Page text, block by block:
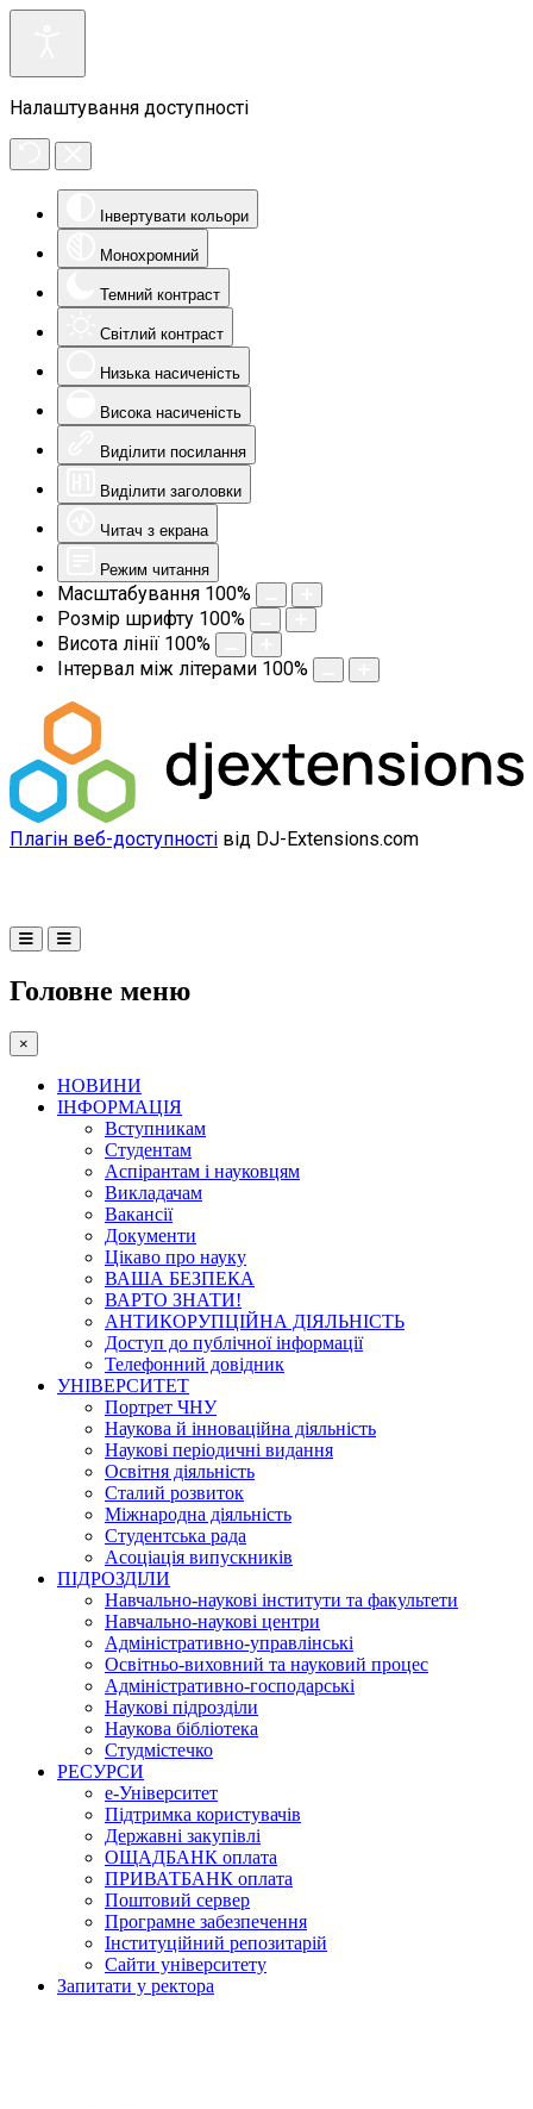
Налаштування доступності
Інвертувати кольори
Монохромний
Темний контраст
Світлий контраст
Низька насиченість
Висока насиченість
Виділити посилання
Виділити заголовки
Читач з екрана
Режим читання
Масштабування 100%
Розмір шрифту 100%
Висота лінії 100%
Інтервал між літерами 100%
Плагін веб-доступності від DJ-Extensions.com
Головне меню
×
НОВИНИ
ІНФОРМАЦІЯ
Вступникам
Студентам
Аспірантам і науковцям
Викладачам
Вакансії
Документи
Цікаво про науку
ВАША БЕЗПЕКА
ВАРТО ЗНАТИ!
АНТИКОРУПЦІЙНА ДІЯЛЬНІСТЬ
Доступ до публічної інформації
Телефонний довідник
УНІВЕРСИТЕТ
Портрет ЧНУ
Наукова й інноваційна діяльність
Наукові періодичні видання
Освітня діяльність
Сталий розвиток
Міжнародна діяльність
Студентська рада
Асоціація випускників
ПІДРОЗДІЛИ
Навчально-наукові інститути та факультети
Навчально-наукові центри
Адміністративно-управлінські
Освітньо-виховний та науковий процес
Адміністративно-господарські
Наукові підрозділи
Наукова бібліотека
Студмістечко
РЕСУРСИ
е-Університет
Підтримка користувачів
Державні закупівлі
ОЩАДБАНК оплата
ПРИВАТБАНК оплата
Поштовий сервер
Програмне забезпечення
Інституційний репозитарій
Сайти університету
Запитати у ректора